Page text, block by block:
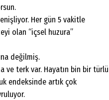
Her gün 5 vakitle
olan “içsel huzura”
değilmiş.
terk var. Hayatın bin bir türlü
endeksinde artık çok